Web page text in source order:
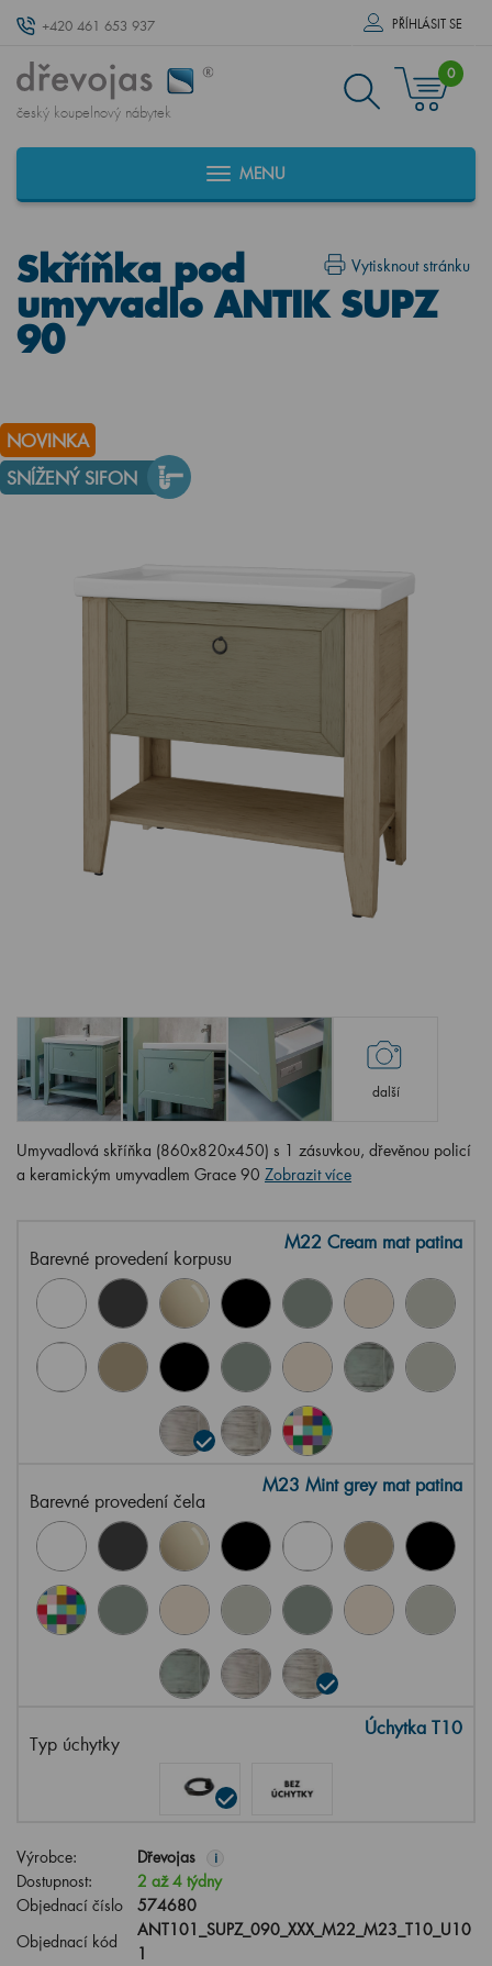
+420 461 653 937 PŘÍHLÁSIT SE
český koupelnový nábytek
0
MENU
Vytisknout stránku
Skříňka pod
umyvadlo ANTIK SUPZ
90
NOVINKA
SNÍŽENÝ SIFON
další
Umyvadlová skříňka (860x820x450) s 1 zásuvkou, dřevěnou policí
a keramickým umyvadlem Grace 90 Zobrazit více
Barevné provedení korpusu
M22 Cream mat patina
Barevné provedení čela
M23 Mint grey mat patina
Typ úchytky
Úchytka T10
Výrobce: Dřevojas i
Dostupnost:
2 až 4 týdny
Objednací číslo
574680
Objednací kód
ANT101_SUPZ_090_XXX_M22_M23_T10_U10
1